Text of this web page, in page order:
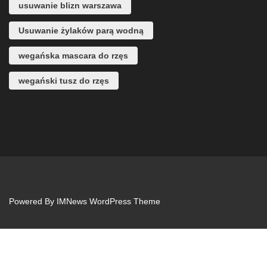
usuwanie blizn warszawa
Usuwanie żylaków parą wodną
wegańska mascara do rzęs
wegański tusz do rzęs
Powered By IMNews WordPress Theme